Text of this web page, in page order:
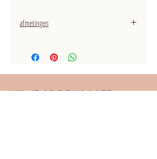
afmetingen
WIL JE OP DE HOOGTE